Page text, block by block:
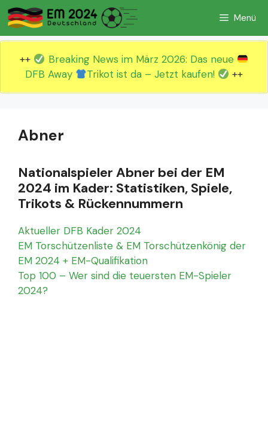
Zum
Inhalt
springen
Menü
++
Breaking News im März 2026: Das neue
DFB Away
Trikot ist da – Jetzt kaufen! ++
Abner
Nationalspieler Abner bei der EM
2024 im Kader: Statistiken, Spiele,
Trikots & Rückennummern
Aktueller DFB Kader 2024
EM Torschützenliste & EM Torschützenkönig der
EM 2024 + EM-Qualifikation
Top 100 – Wer sind die teuersten EM-Spieler
2024?